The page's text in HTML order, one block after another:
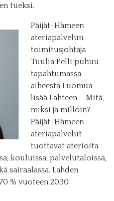
tueksi.
Päijät-Hämeen
ateriapalvelun
toimitusjohtaja
Tuulia Pelli puhuu
tapahtumassa
aiheesta Luomua
lisää Lahteen – Mitä,
miksi ja milloin?
Päijät-Hämeen
ateriapalvelut
tuottavat aterioita
kouluissa, palvelutaloissa,
sairaalassa. Lahden
% vuoteen 2030